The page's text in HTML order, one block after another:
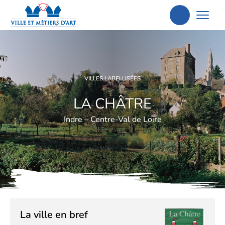
Aller
la
recherche
VILLES LABELLISÉES
LA CHÂTRE
Indre – Centre-Val de Loire
La ville en bref